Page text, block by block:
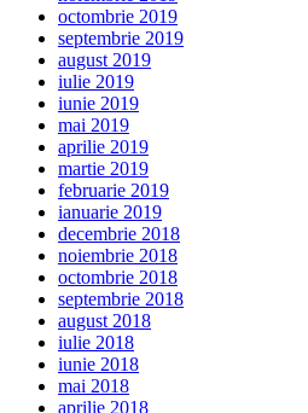
octombrie 2019
septembrie 2019
august 2019
iulie 2019
iunie 2019
mai 2019
aprilie 2019
martie 2019
februarie 2019
ianuarie 2019
decembrie 2018
noiembrie 2018
octombrie 2018
septembrie 2018
august 2018
iulie 2018
iunie 2018
mai 2018
aprilie 2018